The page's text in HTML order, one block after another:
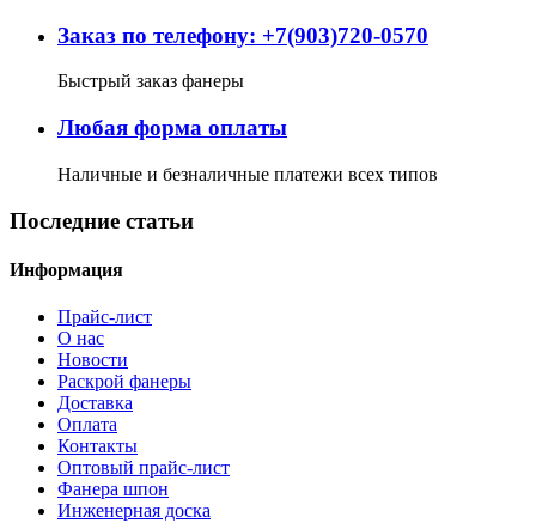
Заказ по телефону: +7(903)720-0570
Быстрый заказ фанеры
Любая форма оплаты
Наличные и безналичные платежи всех типов
Последние статьи
Информация
Прайс-лист
О нас
Новости
Раскрой фанеры
Доставка
Оплата
Контакты
Оптовый прайс-лист
Фанера шпон
Инженерная доска